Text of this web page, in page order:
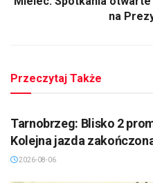
na
Przeczytaj Także
TARNOBRZEG
Tarnobrzeg: Blisko 2
Kolejna jazda
2026-08-06